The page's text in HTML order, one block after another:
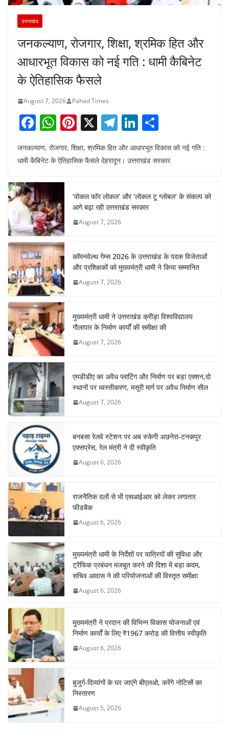
उत्तराखंड
जनकल्याण, रोजगार, शिक्षा, श्रमिक हित और
आधारभूत विकास को नई गति : धामी कैबिनेट
के ऐतिहासिक फैसले
August 7, 2026 Pahad Times
F
c
b
o
o
k
W
at
s
A
p
p
Pi
er
st
X T
el
e
a
m
Li
k
dI
n
h
ar
जनकल्याण, रोजगार, शिक्षा, श्रमिक हित और आधारभूत विकास को नई गति :
धामी कैबिनेट के ऐतिहासिक फैसले देहरादून। उत्तराखंड सरकार
‘वोकल फॉर लोकल’ और ‘लोकल टू ग्लोबल’ के संकल्प को
आगे बढ़ा रही उत्तराखंड सरकार
August 7, 2026
कॉमनवेल्थ गेम्स 2026 के उत्तराखंड के पदक विजेताओं
और प्रशिक्षकों को मुख्यमंत्री धामी ने किया सम्मानित
August 7, 2026
मुख्यमंत्री धामी ने उत्तराखंड क्रीड़ा विश्वविद्यालय
गौलापार के निर्माण कार्यों की समीक्षा की
August 7, 2026
एमडीडीए का अवैध प्लाटिंग और निर्माण पर बड़ा एक्शन,दो
स्थानों पर ध्वस्तीकरण, मसूरी मार्ग पर अवैध निर्माण सील
August 7, 2026
बनबसा रेलवे स्टेशन पर अब रुकेगी अछनेरा-टनकपुर
एक्सप्रेस, रेल मंत्री ने दी स्वीकृति
August 6, 2026
राजनैतिक दलों से भी एसआईआर को लेकर लगातार
फीडबैक
August 6, 2026
मुख्यमंत्री धामी के निर्देशों पर यात्रियों की सुविधा और
ट्रैफिक प्रबंधन मजबूत करने की दिशा में बड़ा कदम,
सचिव आवास ने की परियोजनाओं की विस्तृत समीक्षा
August 6, 2026
मुख्यमंत्री ने प्रदान की विभिन्न विकास योजनाओं एवं
निर्माण कार्यों के लिए ₹1967 करोड़ की वित्तीय स्वीकृति
August 6, 2026
बुजुर्ग-दिव्यांगों के घर जाएंगे बीएलओ, करेंगे नोटिसों का
निस्तारण
August 5, 2026